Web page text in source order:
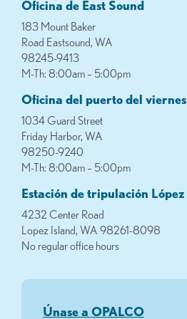
Oficina de East Sound
183 Mount Baker
Road Eastsound, WA
98245-9413
M-Th: 8:00am – 5:00pm
Oficina del puerto del viernes
1034 Guard Street
Friday Harbor, WA
98250-9240
M-Th: 8:00am – 5:00pm
Estación de tripulación López
4232 Center Road
Lopez Island, WA 98261-8098
No regular office hours
Únase a OPALCO